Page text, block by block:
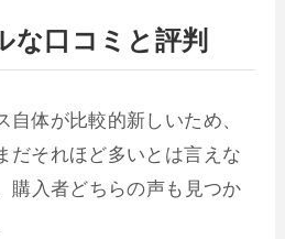
な口コミと評判
体が比較的新しいため、
だそれほど多いとは言えな
購入者どちらの声も見つか